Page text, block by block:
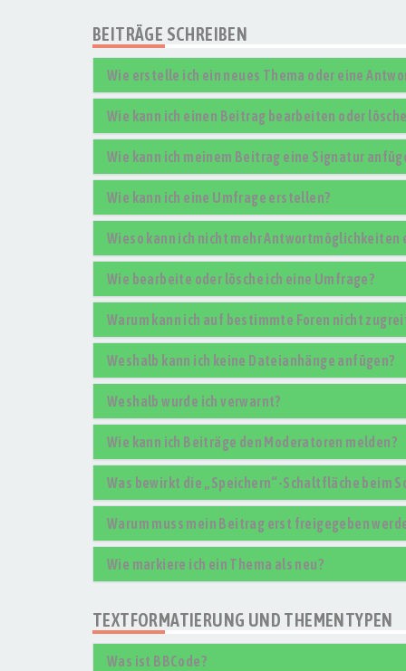
BEITRÄGE SCHREIBEN
Wie erstelle ich ein neues Thema oder eine
Wie kann ich einen Beitrag bearbeiten oder
Wie kann ich meinem Beitrag eine Signatur
Wie kann ich eine Umfrage erstellen?
Wieso kann ich nicht mehr Antwortmöglichkeiten
Wie bearbeite oder lösche ich eine Umfrage?
Warum kann ich auf bestimmte Foren nicht
Weshalb kann ich keine Dateianhänge anfügen?
Weshalb wurde ich verwarnt?
Wie kann ich Beiträge den Moderatoren melden?
Was bewirkt die „Speichern“-Schaltfläche beim
Warum muss mein Beitrag erst freigegeben
Wie markiere ich ein Thema als neu?
TEXTFORMATIERUNG UND THEMENTYPEN
Was ist BBCode?